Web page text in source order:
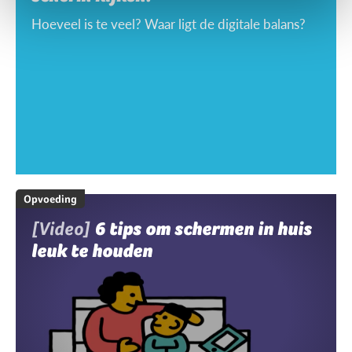
Hoeveel is te veel? Waar ligt de digitale balans?
Opvoeding
[Video] 6 tips om schermen in huis
leuk te houden